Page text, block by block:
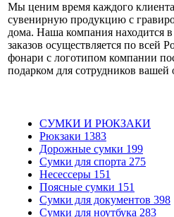
Мы ценим время каждого
сувенирную продукцию с
дома. Наша компания находится
заказов осуществляется по всей
фонари с логотипом компании
подарком для сотрудников вашей
СУМКИ И РЮКЗАКИ
Рюкзаки 1383
Дорожные сумки 199
Сумки для спорта 275
Несессеры 151
Поясные сумки 151
Сумки для документов 398
Сумки для ноутбука 283